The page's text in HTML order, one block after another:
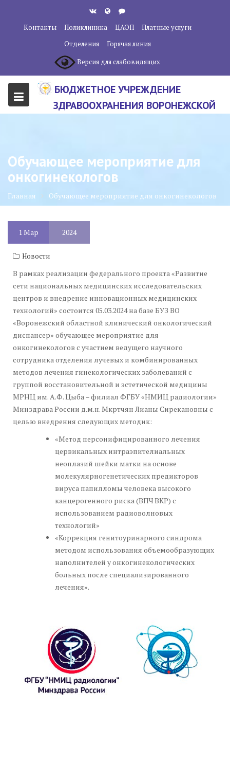
содержанию
Контакты Поликлиника ЦАОП
Платные услуги
Отделения
Горячая линия
Версия для слабовидящих
БЮДЖЕТНОЕ УЧРЕЖДЕНИЕ
ЗДРАВООХРАНЕНИЯ ВОРОНЕЖСКОЙ
ЦЕНТР"
Обучающее мероприятие для
онкогинекологов
Главная Обучающее мероприятие для онкогинекологов
1Мар 2024
Новости
В рамках реализации федерального проекта «Развитие
сети национальных медицинских исследовательских
центров и внедрение инновационных медицинских
технологий» состоится 05.03.2024 на базе БУЗ ВО
«Воронежский областной клинический онкологический
диспансер» обучающее мероприятие для
онкогинекологов с участием ведущего научного
сотрудника отделения лучевых и комбинированных
методов лечения гинекологических заболеваний с
группой восстановительной и эстетической медицины
МРНЦ им. А.Ф. Цыба – филиал ФГБУ «НМИЦ радиологии»
Минздрава России д.м.н. Мкртчян Лианы Сирекановны с
целью внедрения следующих методик:
«Метод персонифицированного лечения
цервикальных интраэпителиальных
неоплазий шейки матки на основе
молекулярногенетических предикторов
вируса папилломы человека высокого
канцерогенного риска (ВПЧ ВКР) с
использованием радиоволновых
технологий»
«Коррекция генитоуринарного синдрома
методом использования объемообразующих
наполнителей у онкогинекологических
больных после специализированного
лечения».